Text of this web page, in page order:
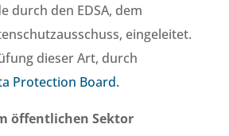
durch den EDSA, dem
eingeleitet.
dieser Art, durch
Protection Board.
öffentlichen Sektor